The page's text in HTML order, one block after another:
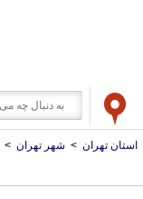
استان تهران > شهر تهران >